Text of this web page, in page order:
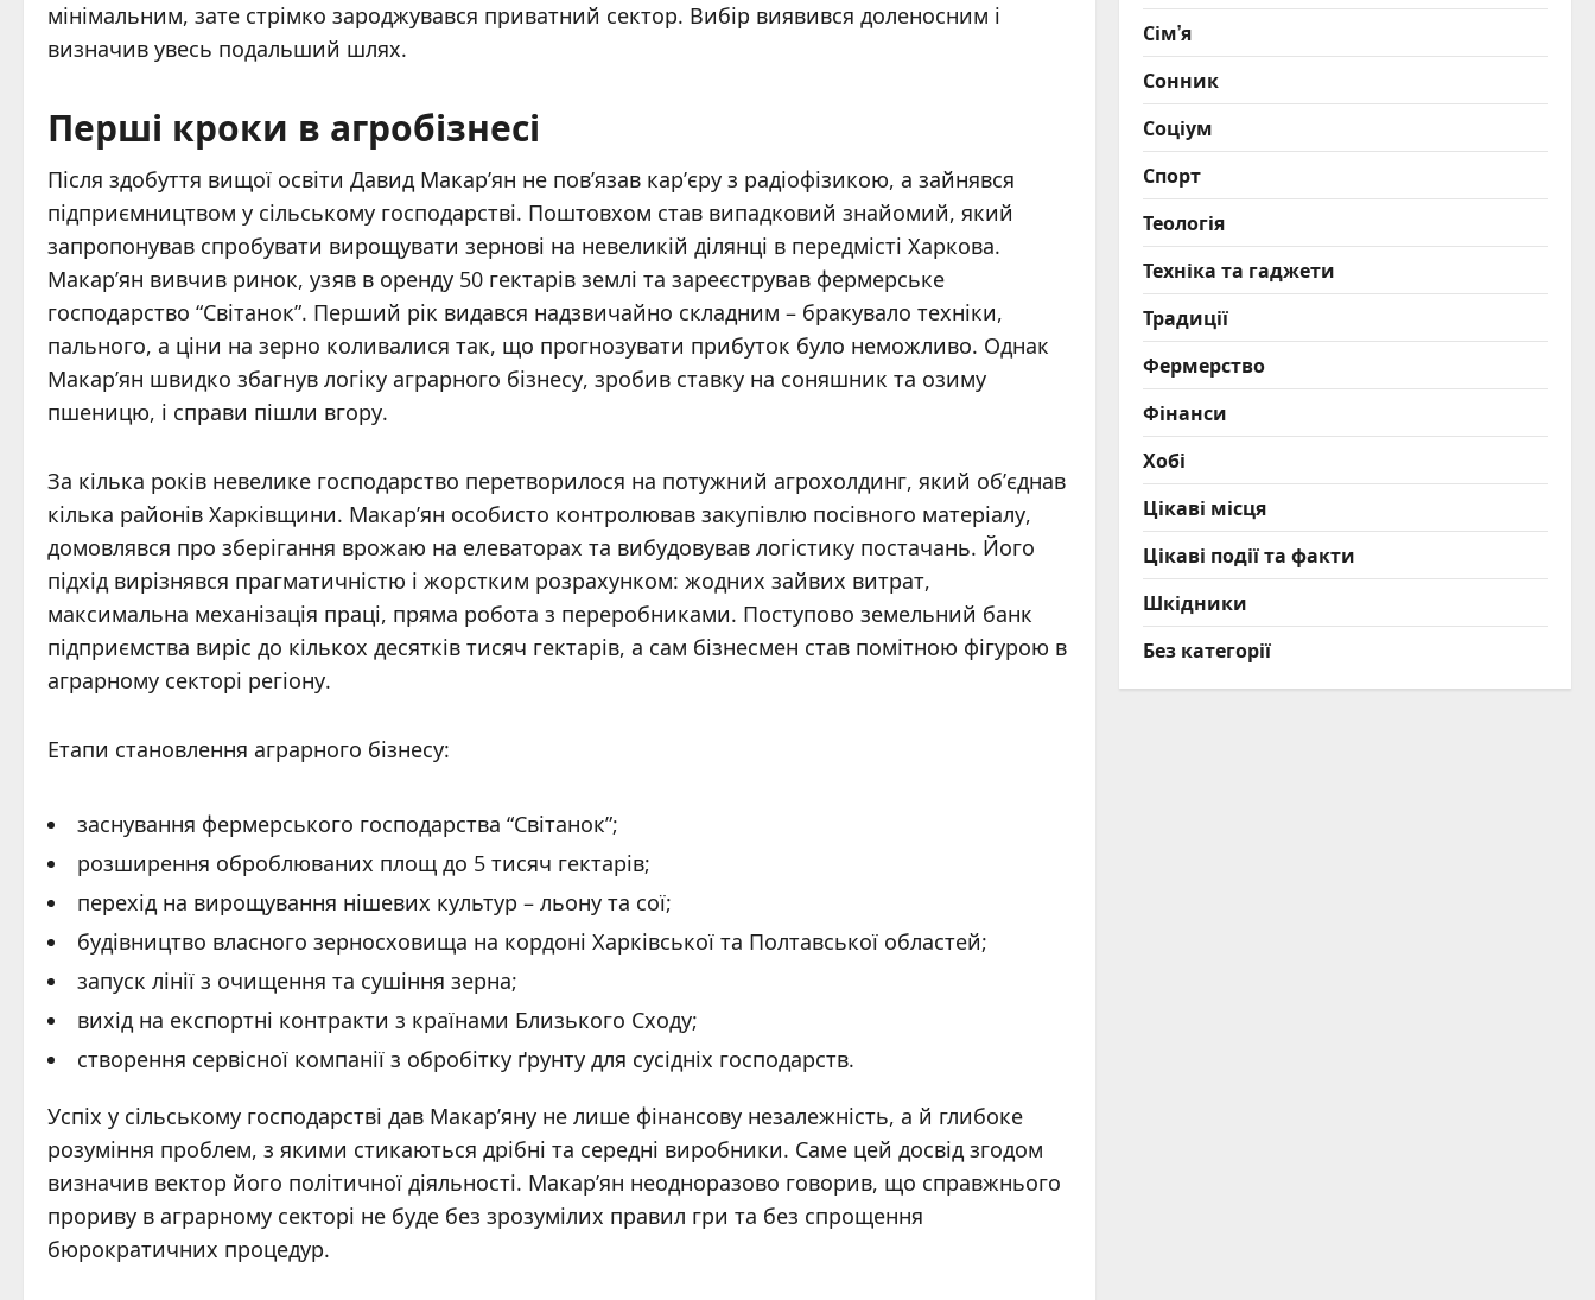
мінімальним, зате стрімко зароджувався приватний сектор. Вибір виявився доленосним і
визначив увесь подальший шлях.
Перші кроки в агробізнесі
Після здобуття вищої освіти Давид Макар’ян не пов’язав кар’єру з радіофізикою, а зайнявся
підприємництвом у сільському господарстві. Поштовхом став випадковий знайомий, який
запропонував спробувати вирощувати зернові на невеликій ділянці в передмісті Харкова.
Макар’ян вивчив ринок, узяв в оренду 50 гектарів землі та зареєстрував фермерське
господарство “Світанок”. Перший рік видався надзвичайно складним – бракувало техніки,
пального, а ціни на зерно коливалися так, що прогнозувати прибуток було неможливо. Однак
Макар’ян швидко збагнув логіку аграрного бізнесу, зробив ставку на соняшник та озиму
пшеницю, і справи пішли вгору.
За кілька років невелике господарство перетворилося на потужний агрохолдинг, який об’єднав
кілька районів Харківщини. Макар’ян особисто контролював закупівлю посівного матеріалу,
домовлявся про зберігання врожаю на елеваторах та вибудовував логістику постачань. Його
підхід вирізнявся прагматичністю і жорстким розрахунком: жодних зайвих витрат,
максимальна механізація праці, пряма робота з переробниками. Поступово земельний банк
підприємства виріс до кількох десятків тисяч гектарів, а сам бізнесмен став помітною фігурою в
аграрному секторі регіону.
Етапи становлення аграрного бізнесу:
заснування фермерського господарства “Світанок”;
розширення оброблюваних площ до 5 тисяч гектарів;
перехід на вирощування нішевих культур – льону та сої;
будівництво власного зерносховища на кордоні Харківської та Полтавської областей;
запуск лінії з очищення та сушіння зерна;
вихід на експортні контракти з країнами Близького Сходу;
створення сервісної компанії з обробітку ґрунту для сусідніх господарств.
Успіх у сільському господарстві дав Макар’яну не лише фінансову незалежність, а й глибоке
розуміння проблем, з якими стикаються дрібні та середні виробники. Саме цей досвід згодом
визначив вектор його політичної діяльності. Макар’ян неодноразово говорив, що справжнього
прориву в аграрному секторі не буде без зрозумілих правил гри та без спрощення
бюрократичних процедур.
Сім’я
Сонник
Соціум
Спорт
Теологія
Техніка та гаджети
Традиції
Фермерство
Фінанси
Хобі
Цікаві місця
Цікаві події та факти
Шкідники
Без категорії